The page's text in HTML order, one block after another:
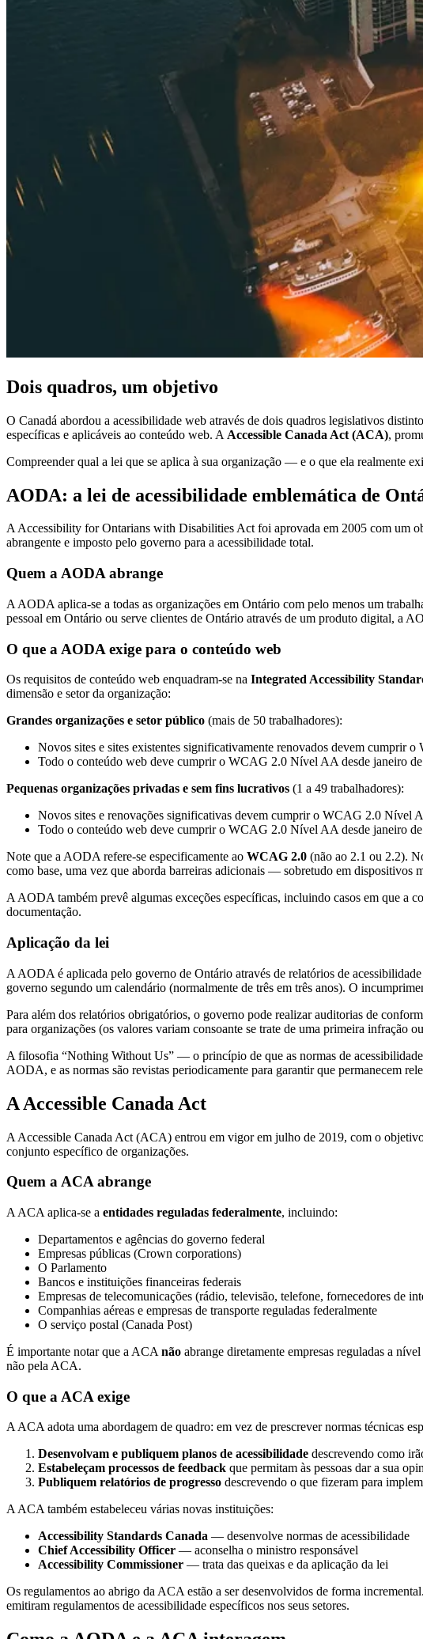
Dois quadros, um objetivo
O Canadá abordou a acessibilidade web através de dois quadros legislativos
específicas e aplicáveis ao conteúdo web. A Accessible Canada Act (ACA),
Compreender qual a lei que se aplica à sua organização — e o que ela realmente
AODA: a lei de acessibilidade emblemática de
A Accessibility for Ontarians with Disabilities Act foi aprovada em 2005 com um
abrangente e imposto pelo governo para a acessibilidade total.
Quem a AODA abrange
A AODA aplica-se a todas as organizações em Ontário com pelo menos um
pessoal em Ontário ou serve clientes de Ontário através de um produto digital, a
O que a AODA exige para o conteúdo web
Os requisitos de conteúdo web enquadram-se na Integrated Accessibility
dimensão e setor da organização:
Grandes organizações e setor público (mais de 50 trabalhadores):
Novos sites e sites existentes significativamente renovados devem cumprir
Todo o conteúdo web deve cumprir o WCAG 2.0 Nível AA desde janeiro de
Pequenas organizações privadas e sem fins lucrativos (1 a 49 trabalhadores):
Novos sites e renovações significativas devem cumprir o WCAG 2.0 Nível
Todo o conteúdo web deve cumprir o WCAG 2.0 Nível AA desde janeiro de
Note que a AODA refere-se especificamente ao WCAG 2.0 (não ao 2.1 ou 2.2).
como base, uma vez que aborda barreiras adicionais — sobretudo em dispositivos
A AODA também prevê algumas exceções específicas, incluindo casos em que a
documentação.
Aplicação da lei
A AODA é aplicada pelo governo de Ontário através de relatórios de
governo segundo um calendário (normalmente de três em três anos). O
Para além dos relatórios obrigatórios, o governo pode realizar auditorias de
para organizações (os valores variam consoante se trate de uma primeira infração
A filosofia “Nothing Without Us” — o princípio de que as normas de
AODA, e as normas são revistas periodicamente para garantir que permanecem
A Accessible Canada Act
A Accessible Canada Act (ACA) entrou em vigor em julho de 2019, com o
conjunto específico de organizações.
Quem a ACA abrange
A ACA aplica-se a entidades reguladas federalmente, incluindo:
Departamentos e agências do governo federal
Empresas públicas (Crown corporations)
O Parlamento
Bancos e instituições financeiras federais
Empresas de telecomunicações (rádio, televisão, telefone, fornecedores de
Companhias aéreas e empresas de transporte reguladas federalmente
O serviço postal (Canada Post)
É importante notar que a ACA não abrange diretamente empresas reguladas a
não pela ACA.
O que a ACA exige
A ACA adota uma abordagem de quadro: em vez de prescrever normas técnicas
Desenvolvam e publiquem planos de acessibilidade descrevendo como
Estabeleçam processos de feedback que permitam às pessoas dar a sua
Publiquem relatórios de progresso descrevendo o que fizeram para
A ACA também estabeleceu várias novas instituições:
Accessibility Standards Canada — desenvolve normas de acessibilidade
Chief Accessibility Officer — aconselha o ministro responsável
Accessibility Commissioner — trata das queixas e da aplicação da lei
Os regulamentos ao abrigo da ACA estão a ser desenvolvidos de forma
emitiram regulamentos de acessibilidade específicos nos seus setores.